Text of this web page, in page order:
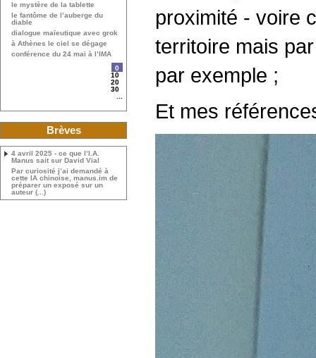
proximité - voire
territoire mais
par exemple ;
Et mes
le mystère de la tablette
le fantôme de l’auberge du
diable
dialogue maïeutique avec grok
à Athènes le ciel se dégage
conférence du 24 mai à l’IMA
0
10
20
30
Brèves
4 avril 2025 - ce que l’I.A.
Manus sait sur David Vial
Par curiosité j’ai demandé à
cette IA chinoise, manus.im de
préparer un exposé sur un
auteur (...)